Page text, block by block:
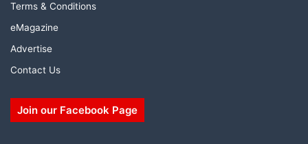
Terms & Conditions
eMagazine
Advertise
Contact Us
Join our Facebook Page